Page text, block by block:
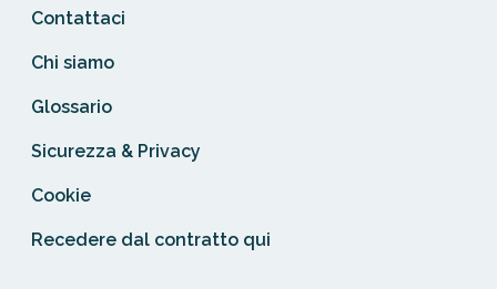
Contattaci
Chi siamo
Glossario
Sicurezza & Privacy
Cookie
Recedere dal contratto qui